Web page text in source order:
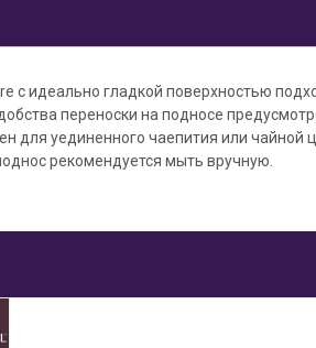
с идеально гладкой поверхностью
переноски на подносе
для уединенного чаепития или чайной
рекомендуется мыть вручную.